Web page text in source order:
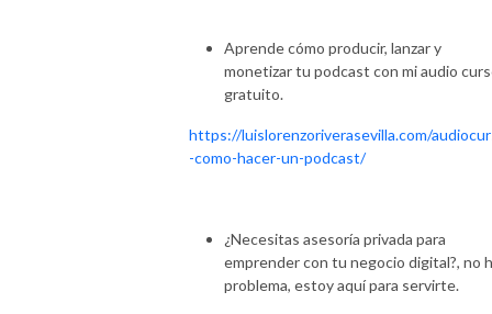
Aprende cómo producir, lanzar y
monetizar tu podcast con mi audio
gratuito.
https://luislorenzoriverasevilla.com/
-como-hacer-un-podcast/
¿Necesitas asesoría privada para
emprender con tu negocio digital?, no
problema, estoy aquí para servirte.